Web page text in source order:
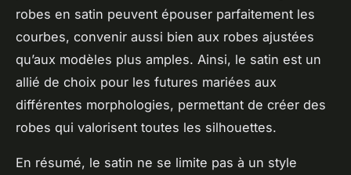
robes en satin peuvent épouser parfaitement les
courbes, convenir aussi bien aux robes ajustées
qu’aux modèles plus amples. Ainsi, le satin est un
allié de choix pour les futures mariées aux
différentes morphologies, permettant de créer des
robes qui valorisent toutes les silhouettes.
En résumé, le satin ne se limite pas à un style